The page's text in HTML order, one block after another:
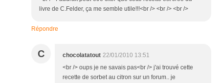
livre de C.Felder, ça me semble utile!!!<br /> <br /> <br />
Répondre
C chocolatatout 22/01/2010 13:51
<br /> oups je ne savais pas<br /> j'ai trouvé cette
recette de sorbet au citron sur un forum.. je